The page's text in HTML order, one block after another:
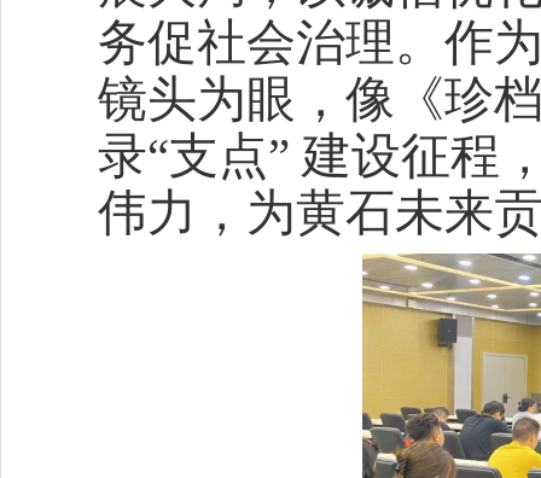
务促社会治理。作
镜头为眼，像《珍
录“支点” 建设征程
伟力，为黄石未来